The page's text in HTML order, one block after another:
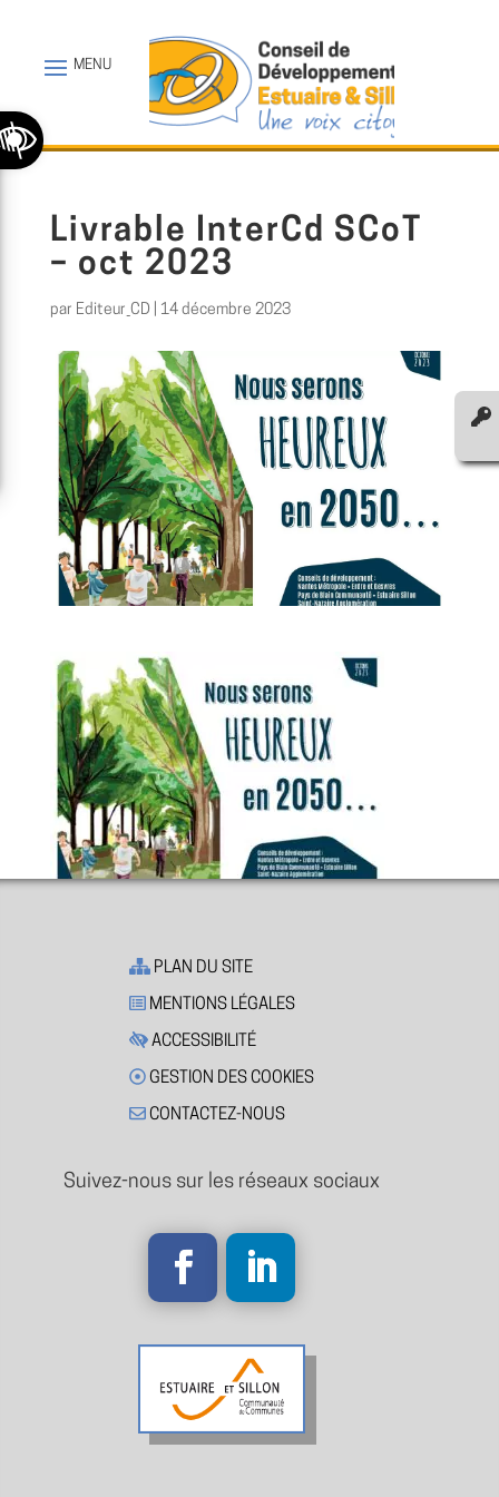
la barre d’outils
Livrable InterCd SCoT
– oct 2023
par Editeur_CD 14 décembre 2023
PLAN DU SITE
MENTIONS LÉGALES
ACCESSIBILITÉ
GESTION DES COOKIES
CONTACTEZ-NOUS
Suivez-nous sur les réseaux sociaux